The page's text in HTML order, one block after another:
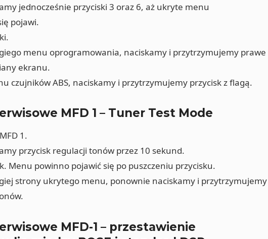
jednocześnie przyciski 3 oraz 6, aż ukryte menu
pojawi.
menu oprogramowania, naciskamy i przytrzymujemy prawe
ekranu.
czujników ABS, naciskamy i przytrzymujemy przycisk z flagą.
MFD 1 – Tuner Test Mode
1.
przycisk regulacji tonów przez 10 sekund.
Menu powinno pojawić się po puszczeniu przycisku.
strony ukrytego menu, ponownie naciskamy i przytrzymujemy
MFD-1 – przestawienie